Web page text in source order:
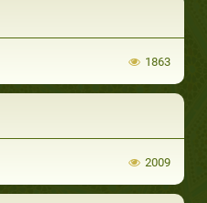
1863
2009